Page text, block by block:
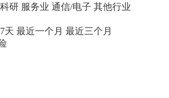
研 服务业 通信/电子 其他行业
天 最近一个月 最近三个月